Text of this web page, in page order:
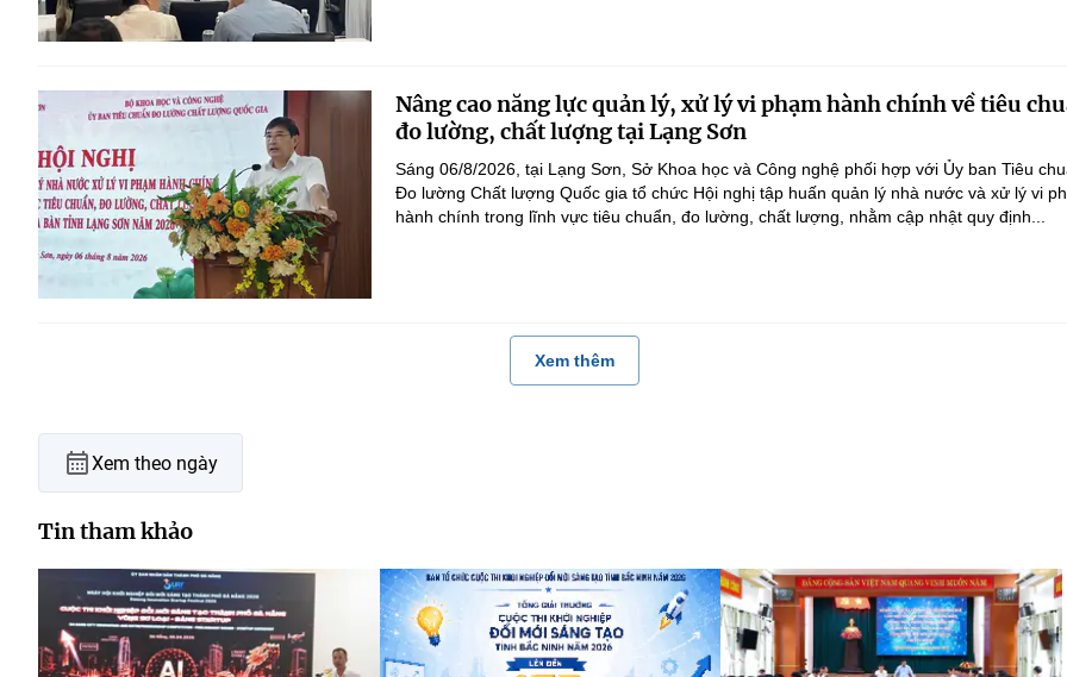
Nâng cao năng lực quản lý, xử lý vi phạm hành chính về tiêu
đo lường, chất lượng tại Lạng Sơn
Sáng 06/8/2026, tại Lạng Sơn, Sở Khoa học và Công nghệ phối hợp với Ủy ban Tiêu
Đo lường Chất lượng Quốc gia tổ chức Hội nghị tập huấn quản lý nhà nước và xử lý vi
hành chính trong lĩnh vực tiêu chuẩn, đo lường, chất lượng, nhằm cập nhật quy định...
Xem thêm
Xem theo ngày
Tin tham khảo